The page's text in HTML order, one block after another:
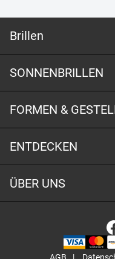
Brillen
SONNENBRILLEN
FORMEN &
ENTDECKEN
ÜBER UNS